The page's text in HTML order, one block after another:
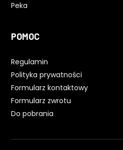
Peka
POMOC
Regulamin
Polityka prywatności
Formularz kontaktowy
Formularz zwrotu
Do pobrania